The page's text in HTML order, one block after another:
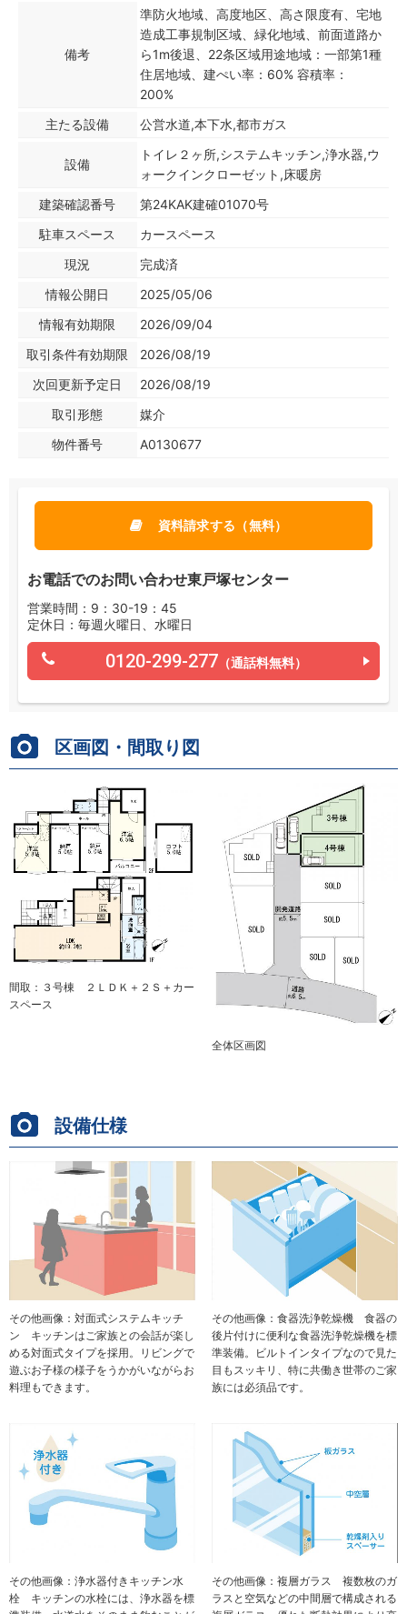
備考
準防火地域、高度地区、高さ限度有、宅地
造成工事規制区域、緑化地域、前面道路か
ら1m後退、22条区域用途地域：一部第1種
住居地域、建ぺい率：60% 容積率：
200%
主たる設備
公営水道,本下水,都市ガス
設備
トイレ２ヶ所,システムキッチン,浄水器,ウ
ォークインクローゼット,床暖房
建築確認番号
第24KAK建確01070号
駐車スペース
カースペース
現況
完成済
情報公開日
2025/05/06
情報有効期限
2026/09/04
取引条件有効期限
2026/08/19
次回更新予定日
2026/08/19
取引形態
媒介
物件番号
A0130677
資料請求する（無料）
お電話でのお問い合わせ東戸塚センター
営業時間：9：30-19：45
定休日：毎週火曜日、水曜日
0120-299-277 （通話料無料）
区画図・間取り図
間取：３号棟 ２ＬＤＫ＋２Ｓ＋カー
スペース
全体区画図
設備仕様
その他画像：対面式システムキッチ
ン キッチンはご家族との会話が楽し
める対面式タイプを採用。リビングで
遊ぶお子様の様子をうかがいながらお
料理もできます。
その他画像：食器洗浄乾燥機 食器の
後片付けに便利な食器洗浄乾燥機を標
準装備。ビルトインタイプなので見た
目もスッキリ、特に共働き世帯のご家
族には必須品です。
その他画像：浄水器付きキッチン水
栓 キッチンの水栓には、浄水器を標
その他画像：複層ガラス 複数枚のガ
ラスと空気などの中間層で構成される